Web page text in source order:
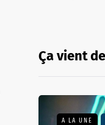
Ça vient
A LA UNE